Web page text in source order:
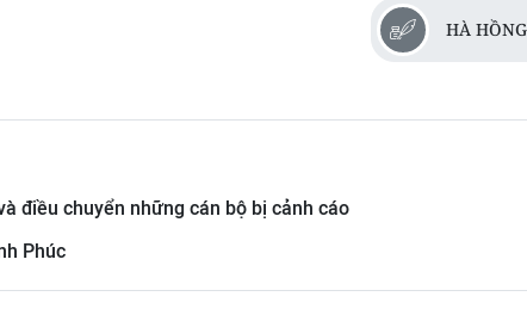
HÀ
điều chuyển những cán bộ bị cảnh cáo
Phúc